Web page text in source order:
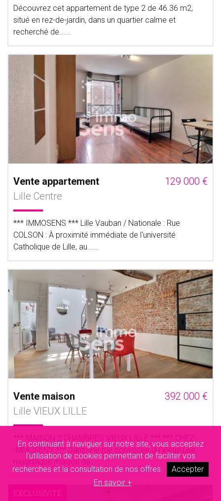
En continuant à naviguer sur notre site, vous acceptez
l'utilisation de cookies permettant de faciliter vos
recherches et la consultation de nos offres.
Accepter
En savoir +
Découvrez cet appartement de type 2 de 46.36 m2,
situé en rez-de-jardin, dans un quartier calme et
recherché de......
Vente appartement
129 000 €
Lille Centre
*** IMMOSENS *** Lille Vauban / Nationale : Rue
COLSON : À proximité immédiate de l'université
Catholique de Lille, au......
Vente maison
392 000 €
Lille VIEUX LILLE
*** MAISON 2 CHAMBRES VIEUX LILLE *** *** CHEZ
IMMOSENS *** Dans une rue convoitée du Vieux Lille,
magnifique maison de......